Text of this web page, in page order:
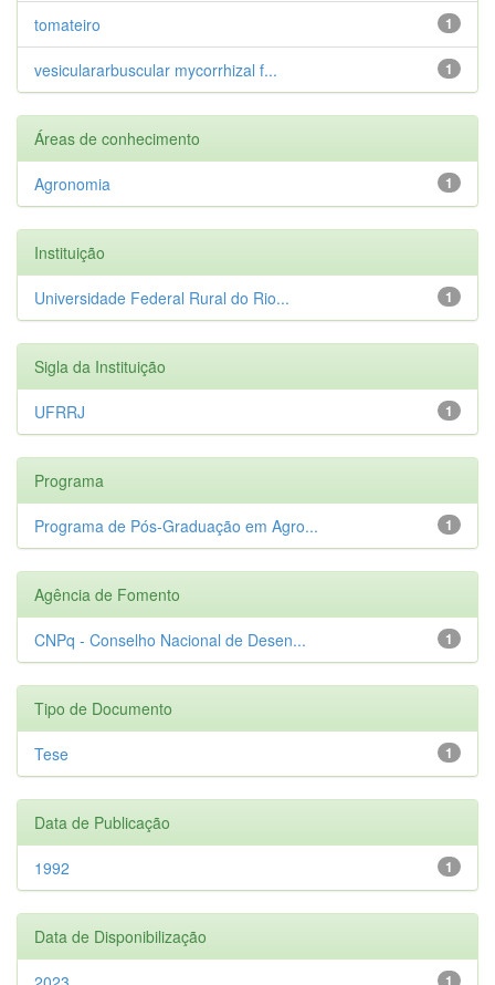
1
tomateiro
1
vesiculararbuscular mycorrhizal f...
Áreas de conhecimento
1
Agronomia
Instituição
1
Universidade Federal Rural do Rio...
Sigla da Instituição
1
UFRRJ
Programa
1
Programa de Pós-Graduação em Agro...
Agência de Fomento
1
CNPq - Conselho Nacional de Desen...
Tipo de Documento
1
Tese
Data de Publicação
1
1992
Data de Disponibilização
1